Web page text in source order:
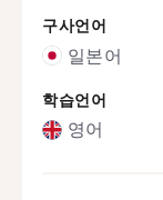
구사언어
일본어
학습언어
영어